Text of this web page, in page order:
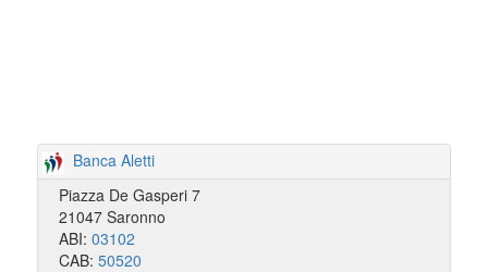
Banca Aletti
Piazza De Gasperi 7
21047 Saronno
ABI: 03102
CAB: 50520